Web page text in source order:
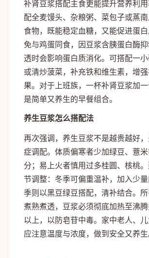
补肾豆浆搭配主食更能提升营养利
配全麦馒头、杂粮粥、菜包子或蒸
食物，既能稳定血糖，又能促进蛋
免与鸡蛋同食，因豆浆含胰蛋白酶
透时会影响蛋白质消化。可搭配一
或清炒菠菜，补充铁和维生素，增
果。对于上班族，一杯补肾豆浆加
是简单又养生的早餐组合。
养生豆浆怎么搭配法
再次强调，养生豆浆不是越贵越好
症调配。体质偏寒者少加绿豆、薏
分；易上火者慎用过多桂圆、核桃
节调整：冬季可偏重温补，加入少
季则以黑豆绿豆搭配，清补结合。
煮熟煮透，豆浆必须彻底加热至沸
以上，以防皂苷中毒。家中老人、
应注意温度与浓度，做到安全又养生